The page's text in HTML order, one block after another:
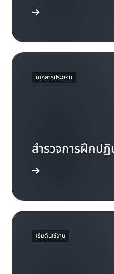
เอกสารประกอบ
สำรวจการฝึกป
เริ่มต้นใช้งาน